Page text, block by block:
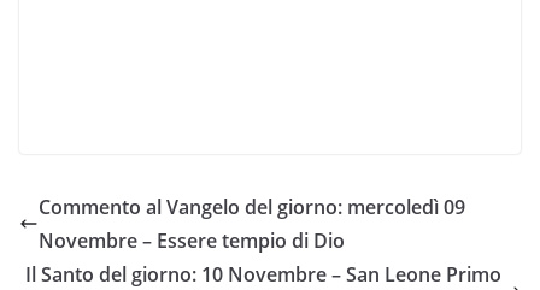
Commento al Vangelo del giorno: mercoledì 09
Novembre – Essere tempio di Dio
Il Santo del giorno: 10 Novembre – San Leone Primo